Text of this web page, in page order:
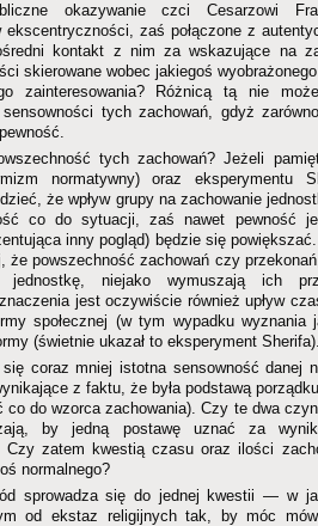
okazywanie czci Cesarzowi
zaś połączone z
kontakt z nim za wskazujące na
skierowane wobec jakiegoś
zainteresowania? Różnicą tą nie
tych zachowań, gdyż
tych zachowań? Jeżeli
normatywny) oraz eksperymentu
że wpływ grupy na zachowanie
co do sytuacji, zaś nawet pewność
inny pogląd) będzie się
że powszechność zachowań czy
jednostkę, niejako wymuszają ich
jest oczywiście również upływ
społecznej (w tym wypadku wyznania
(świetnie ukazał to eksperyment Sherifa).
coraz mniej istotna sensowność danej
z faktu, że była podstawą
do wzorca zachowania). Czy te dwa
by jedną postawę uznać za
zatem kwestią czasu oraz ilości
normalnego?
sprowadza się do jednej kwestii — w
od ekstaz religijnych tak, by móc